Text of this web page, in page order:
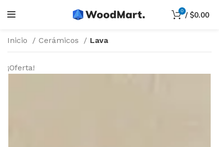
0 / $0.00
Inicio Cerámicos Lava
¡Oferta!